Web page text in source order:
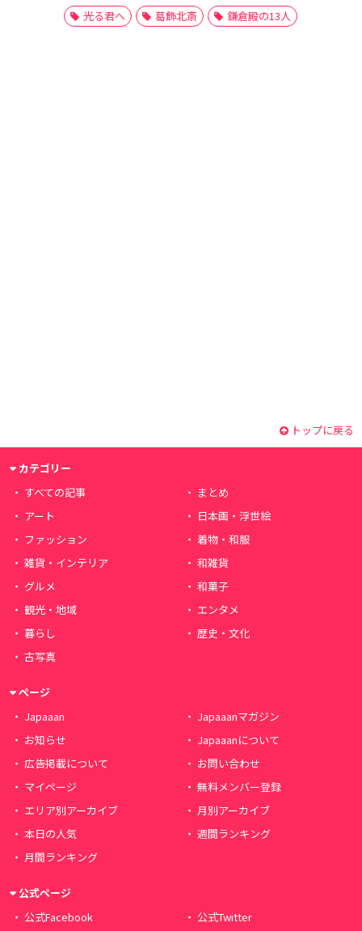
光る君へ
葛飾北斎 鎌倉殿の13人
トップに戻る
カテゴリー
すべての記事
まとめ
アート
日本画・浮世絵
ファッション
着物・和服
雑貨・インテリア
和雑貨
グルメ
和菓子
観光・地域
エンタメ
暮らし
歴史・文化
古写真
ページ
Japaaan
Japaaanマガジン
お知らせ
Japaaanについて
広告掲載について
お問い合わせ
マイページ
無料メンバー登録
エリア別アーカイブ
月別アーカイブ
本日の人気
週間ランキング
月間ランキング
公式ページ
公式Facebook
公式Twitter